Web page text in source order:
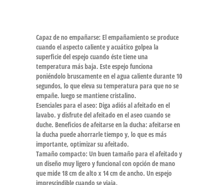
Capaz de no empañarse: El empañamiento se produce
cuando el aspecto caliente y acuático golpea la
superficie del espejo cuando éste tiene una
temperatura más baja. Este espejo funciona
poniéndolo bruscamente en el agua caliente durante 10
segundos, lo que eleva su temperatura para que no se
empañe. luego se mantiene cristalino.
Esenciales para el aseo: Diga adiós al afeitado en el
lavabo. y disfrute del afeitado en el aseo cuando se
duche. Beneficios de afeitarse en la ducha: afeitarse en
la ducha puede ahorrarle tiempo y, lo que es más
importante, optimizar su afeitado.
Tamaño compacto: Un buen tamaño para el afeitado y
un diseño muy ligero y funcional con opción de mano
que mide 18 cm de alto x 14 cm de ancho. Un espejo
imprescindible cuando se viaja.